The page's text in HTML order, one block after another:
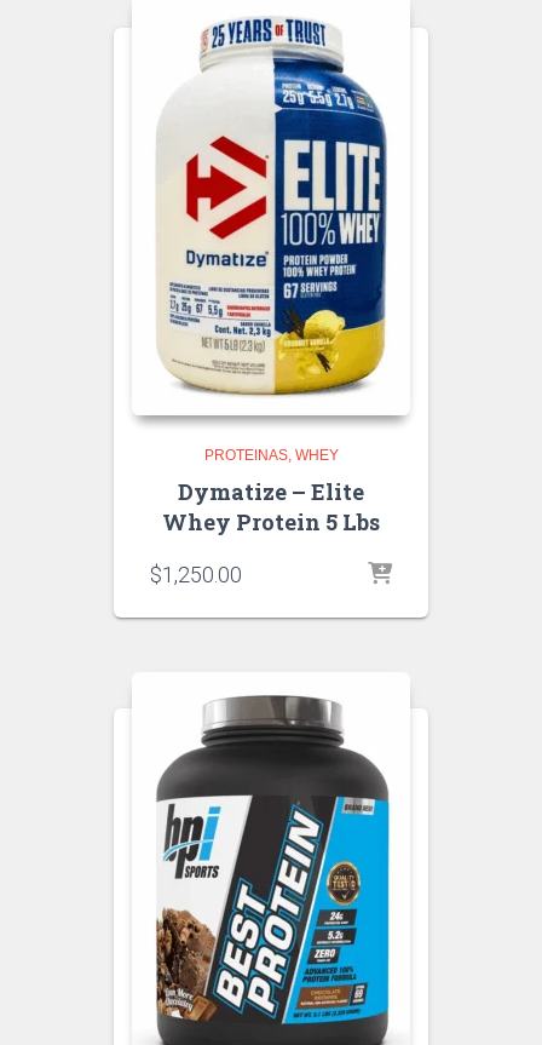
PROTEINAS WHEY
Dymatize – Elite
Whey Protein 5 Lbs
$1,250.00